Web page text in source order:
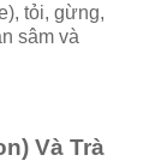
tỏi, gừng,
sâm và
Và Trà